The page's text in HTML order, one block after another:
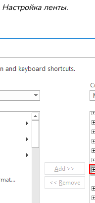
Настройка ленты.